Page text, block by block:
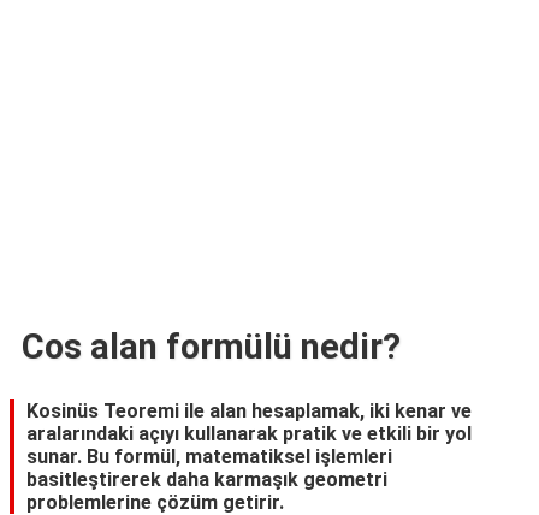
Cos alan formülü nedir?
Kosinüs Teoremi ile alan hesaplamak, iki kenar ve
aralarındaki açıyı kullanarak pratik ve etkili bir yol
sunar. Bu formül, matematiksel işlemleri
basitleştirerek daha karmaşık geometri
problemlerine çözüm getirir.